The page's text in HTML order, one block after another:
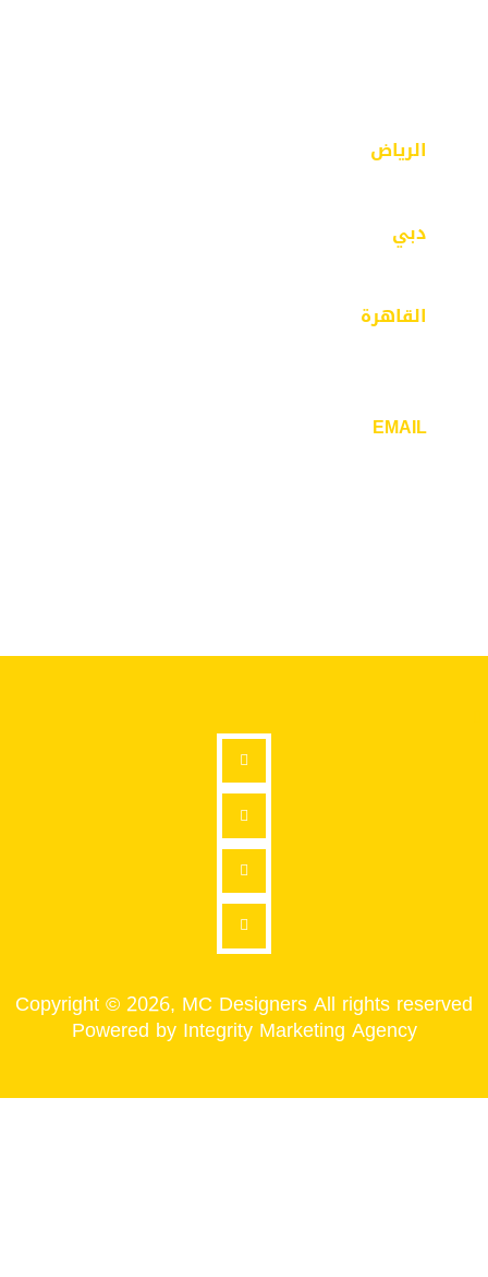
الرياض
دبي
مبنى 43 – بر دبي- الفهيدي
القاهرة
EMAIL
Copyright © 2026, MC Designers All rights reserved
Powered by Integrity Marketing Agency